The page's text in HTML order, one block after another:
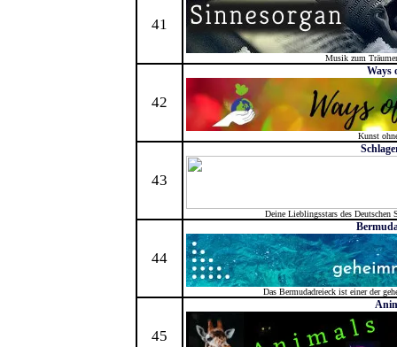
41
Musik zum
42
Ways
Kunst
43
Deine Lieblingsstars des Deutschen
44
Das Bermudadreieck ist einer der
45